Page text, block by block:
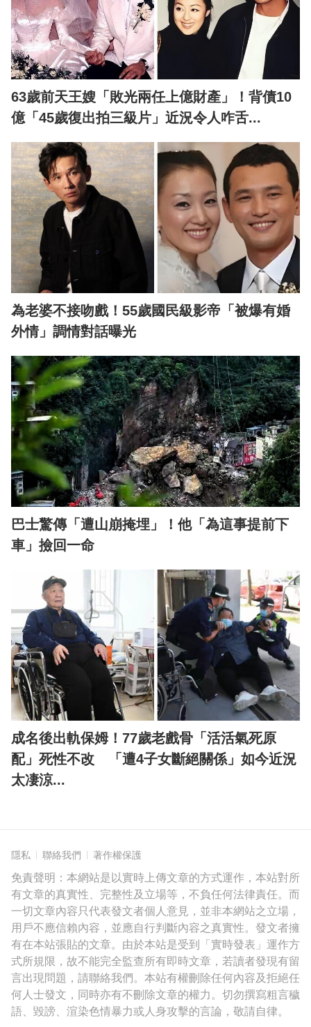
63歲前天王嫂「敗光兩任上億財產」！背債10
億「45歲復出拍三級片」近況令人咋舌...
為老婆不接吻戲！55歲國民級影帝「被爆有婚
外情」調情對話曝光
巴士驚傳「遭山崩掩埋」！他「為這事提前下
車」撿回一命
成名後出軌保姆！77歲老戲骨「活活氣死原
配」死性不改 「遭4子女斷絕關係」如今近況
太凄涼...
隱私 聯絡我們 著作權保護
免責聲明：本網站是以實時上傳文章的方式運作，本站對所
有文章的真實性、完整性及立場等，不負任何法律責任。而
一切文章內容只代表發文者個人意見，並非本網站之立場，
用戶不應信賴內容，並應自行判斷內容之真實性。發文者擁
有在本站張貼的文章。由於本站是受到「實時發表」運作方
式所規限，故不能完全監查所有即時文章，若讀者發現有留
言出現問題，請聯絡我們。本站有權刪除任何內容及拒絕任
何人士發文，同時亦有不刪除文章的權力。切勿撰寫粗言穢
語、毀謗、渲染色情暴力或人身攻擊的言論，敬請自律。